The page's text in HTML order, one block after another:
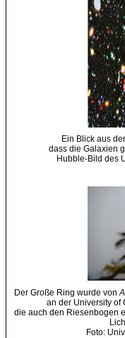
Ein Blick aus
dass die Galaxien
Hubble-Bild des
Der Große Ring wurde von
an der University of
die auch den Riesenbogen
Foto: